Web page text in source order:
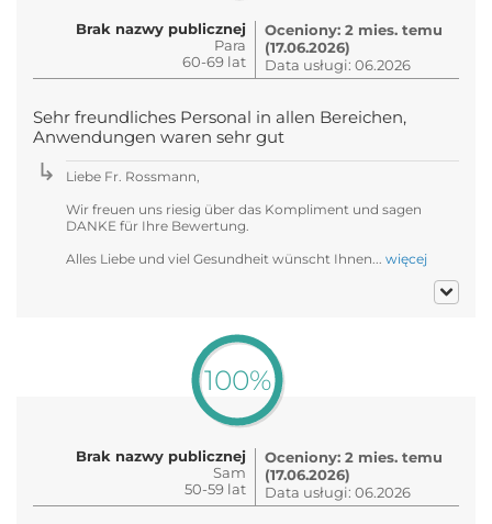
Brak nazwy publicznej
Para
60-69 lat
Oceniony: 2 mies. temu
(17.06.2026)
Data usługi: 06.2026
Sehr freundliches Personal in allen Bereichen,
Anwendungen waren sehr gut
Liebe Fr. Rossmann,
Wir freuen uns riesig über das Kompliment und sagen
DANKE für Ihre Bewertung.
Alles Liebe und viel Gesundheit wünscht Ihnen... więcej
100%
Brak nazwy publicznej
Sam
50-59 lat
Oceniony: 2 mies. temu
(17.06.2026)
Data usługi: 06.2026